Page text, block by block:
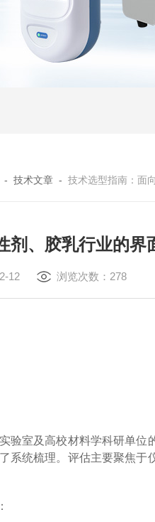
-技术文章 -技术选型指南：面向石
剂、胶乳行业的界
12 浏览次数：278
验室及高校材料学科研单位
系统梳理。评估主要聚焦于